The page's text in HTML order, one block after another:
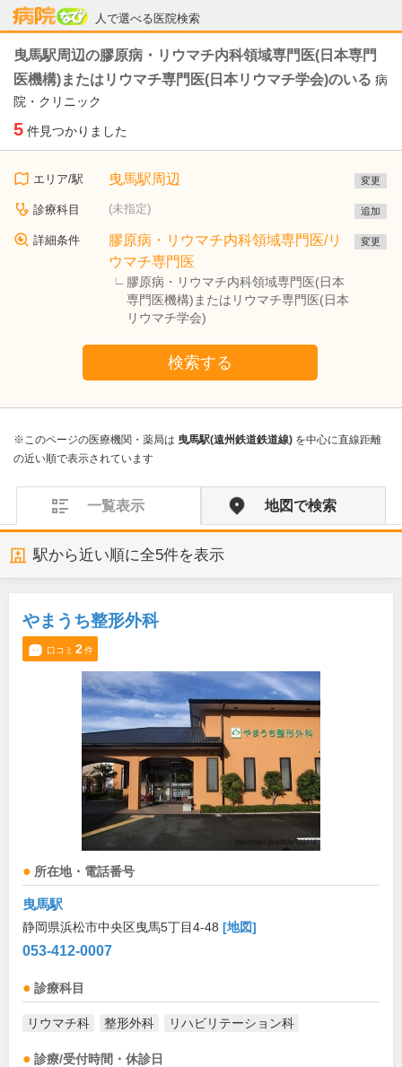
人で選べる医院検索
病院なび
曳馬駅周辺の膠原病・リウマチ内科領域専門医(日本専門
医機構)またはリウマチ専門医(日本リウマチ学会)のいる 病
院・クリニック
5 件見つかりました
エリア/駅 曳馬駅周辺 変更
診療科目 (未指定) 追加
詳細条件
膠原病・リウマチ内科領域専門医/リ
ウマチ専門医
膠原病・リウマチ内科領域専門医(日本
専門医機構)またはリウマチ専門医(日本
リウマチ学会)
変更
検索する
※このページの医療機関・薬局は 曳馬駅(遠州鉄道鉄道線) を中心に直線距離
の近い順で表示されています
一覧表示 地図で検索
駅から近い順に全5件を表示
やまうち整形外科
口コミ 2件
所在地・電話番号
曳馬駅
静岡県浜松市中央区曳馬5丁目4-48 [地図]
053-412-0007
診療科目
リウマチ科 整形外科 リハビリテーション科
診療/受付時間・休診日